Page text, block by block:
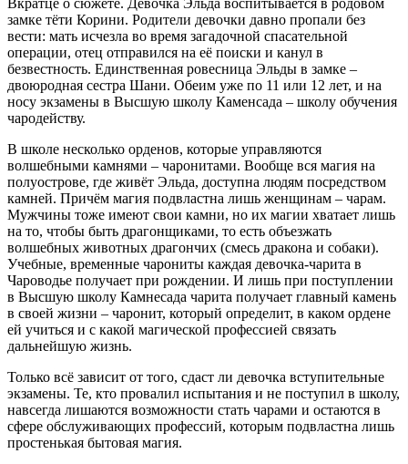
замке тёти Корини. Родители девочки давно пропали без
вести: мать исчезла во время загадочной спасательной
операции, отец отправился на её поиски и канул в
безвестность. Единственная ровесница Эльды в замке –
двоюродная сестра Шани. Обеим уже по 11 или 12 лет, и на
носу экзамены в Высшую школу Каменсада – школу обучения
чародейству.
В школе несколько орденов, которые управляются
волшебными камнями – чаронитами. Вообще вся магия на
полуострове, где живёт Эльда, доступна людям посредством
камней. Причём магия подвластна лишь женщинам – чарам.
Мужчины тоже имеют свои камни, но их магии хватает лишь
на то, чтобы быть драгонщиками, то есть объезжать
волшебных животных драгончих (смесь дракона и собаки).
Учебные, временные чарониты каждая девочка-чарита в
Чароводье получает при рождении. И лишь при поступлении
в Высшую школу Камнесада чарита получает главный камень
в своей жизни – чаронит, который определит, в каком ордене
ей учиться и с какой магической профессией связать
дальнейшую жизнь.
Только всё зависит от того, сдаст ли девочка вступительные
экзамены. Те, кто провалил испытания и не поступил в школу,
навсегда лишаются возможности стать чарами и остаются в
сфере обслуживающих профессий, которым подвластна лишь
простенькая бытовая магия.